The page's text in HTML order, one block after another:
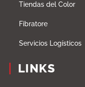
Tiendas del Color
Fibratore
Servicios Logísticos
LINKS